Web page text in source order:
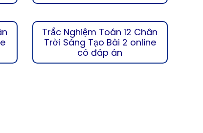
Trắc Nghiệm Toán 12 Chân
Trời Sáng Tạo Bài 2 online
có đáp án